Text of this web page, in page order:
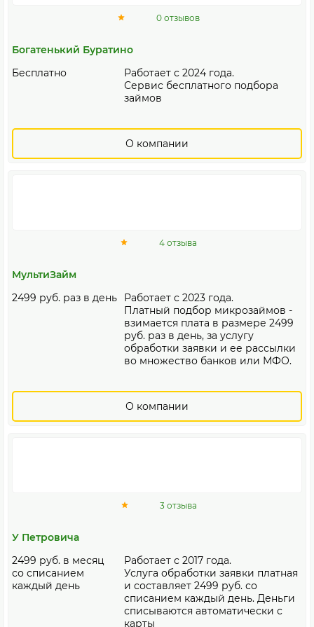
0 отзывов
Богатенький Буратино
Бесплатно
Работает с 2024 года.
Сервис бесплатного подбора
займов
О компании
4 отзыва
МультиЗайм
2499 руб. раз в день
Работает с 2023 года.
Платный подбор микрозаймов -
взимается плата в размере 2499
руб. раз в день, за услугу
обработки заявки и ее рассылки
во множество банков или МФО.
О компании
3 отзыва
У Петровича
2499 руб. в месяц
со списанием
каждый день
Работает с 2017 года.
Услуга обработки заявки платная
и составляет 2499 руб. со
списанием каждый день. Деньги
списываются автоматически с
карты